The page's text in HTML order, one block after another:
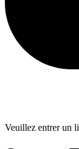
Veuillez entrer un